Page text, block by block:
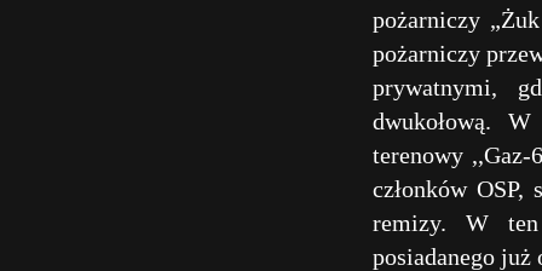
pożarniczy
pożarniczy
prywatnymi,
dwukołową.
terenowy ,,Gaz-
członków OSP,
remizy. W ten
posiadanego już